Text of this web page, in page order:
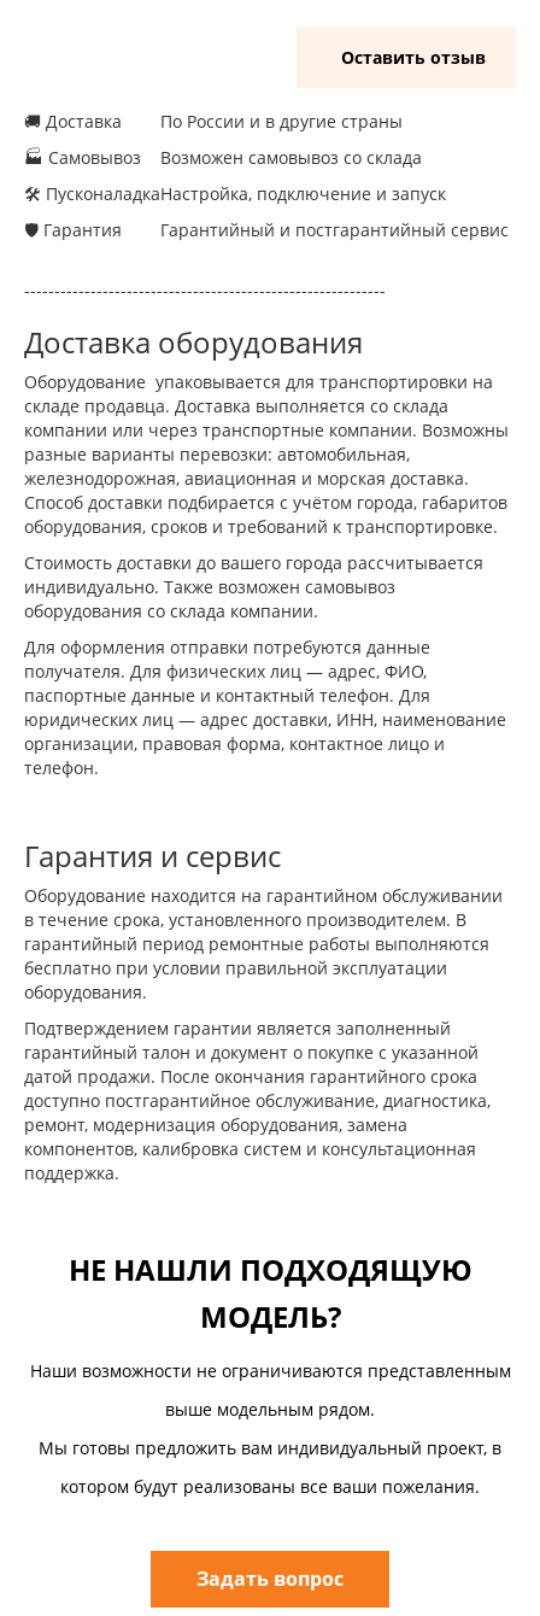
Оставить отзыв
🚚 Доставка
🏭 Самовывоз
🛠 Пусконаладка
🛡 Гарантия
По России и в другие страны
Возможен самовывоз со склада
Настройка, подключение и запуск
Гарантийный и постгарантийный сервис
------------------------------------------------------------
Доставка оборудования
Оборудование упаковывается для транспортировки на
складе продавца. Доставка выполняется со склада
компании или через транспортные компании. Возможны
разные варианты перевозки: автомобильная,
железнодорожная, авиационная и морская доставка.
Способ доставки подбирается с учётом города, габаритов
оборудования, сроков и требований к транспортировке.
Стоимость доставки до вашего города рассчитывается
индивидуально. Также возможен самовывоз
оборудования со склада компании.
Для оформления отправки потребуются данные
получателя. Для физических лиц — адрес, ФИО,
паспортные данные и контактный телефон. Для
юридических лиц — адрес доставки, ИНН, наименование
организации, правовая форма, контактное лицо и
телефон.
Гарантия и сервис
Оборудование находится на гарантийном обслуживании
в течение срока, установленного производителем. В
гарантийный период ремонтные работы выполняются
бесплатно при условии правильной эксплуатации
оборудования.
Подтверждением гарантии является заполненный
гарантийный талон и документ о покупке с указанной
датой продажи. После окончания гарантийного срока
доступно постгарантийное обслуживание, диагностика,
ремонт, модернизация оборудования, замена
компонентов, калибровка систем и консультационная
поддержка.
НЕ НАШЛИ ПОДХОДЯЩУЮ
МОДЕЛЬ?
Наши возможности не ограничиваются представленным
выше модельным рядом.
Мы готовы предложить вам индивидуальный проект, в
котором будут реализованы все ваши пожелания.
Задать вопрос